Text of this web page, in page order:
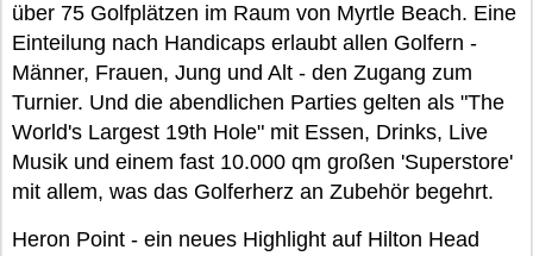
über 75 Golfplätzen im Raum von Myrtle Beach. Eine
Einteilung nach Handicaps erlaubt allen Golfern -
Männer, Frauen, Jung und Alt - den Zugang zum
Turnier. Und die abendlichen Parties gelten als "The
World's Largest 19th Hole" mit Essen, Drinks, Live
Musik und einem fast 10.000 qm großen 'Superstore'
mit allem, was das Golferherz an Zubehör begehrt.
Heron Point - ein neues Highlight auf Hilton Head